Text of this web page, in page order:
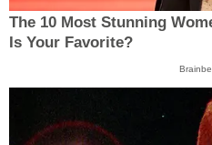
The 10 Most Stunning
Is Your Favorite?